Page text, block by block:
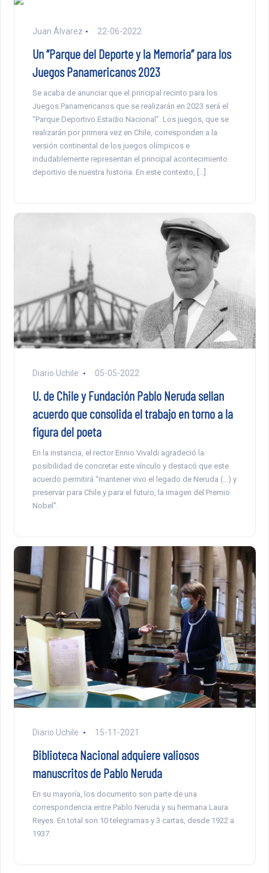
Juan Álvarez 22-06-2022
Un “Parque del Deporte y la Memoria” para los
Juegos Panamericanos 2023
Se acaba de anunciar que el principal recinto para los
Juegos Panamericanos que se realizarán en 2023 será el
“Parque Deportivo Estadio Nacional”. Los juegos, que se
realizarán por primera vez en Chile, corresponden a la
versión continental de los juegos olímpicos e
indudablemente representan el principal acontecimiento
deportivo de nuestra historia. En este contexto, […]
Diario Uchile 05-05-2022
U. de Chile y Fundación Pablo Neruda sellan
acuerdo que consolida el trabajo en torno a la
figura del poeta
En la instancia, el rector Ennio Vivaldi agradeció la
posibilidad de concretar este vínculo y destacó que este
acuerdo permitirá “mantener vivo el legado de Neruda (…) y
preservar para Chile y para el futuro, la imagen del Premio
Nobel”.
Diario Uchile 15-11-2021
Biblioteca Nacional adquiere valiosos
manuscritos de Pablo Neruda
En su mayoría, los documento son parte de una
correspondencia entre Pablo Neruda y su hermana Laura
Reyes. En total son 10 telegramas y 3 cartas, desde 1922 a
1937.